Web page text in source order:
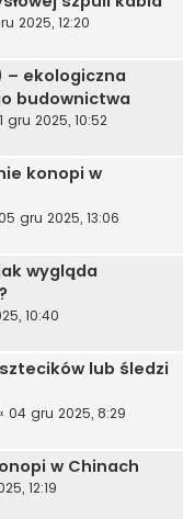
2025, 12:20
– ekologiczna
budownictwa
gru 2025, 10:52
konopi w
gru 2025, 13:06
wygląda
10:40
lub śledzi
04 gru 2025, 8:29
w Chinach
12:19